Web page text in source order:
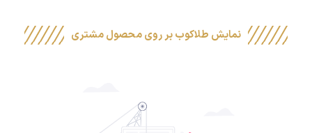
نمایش طلاکوب بر روی محصول مشتری